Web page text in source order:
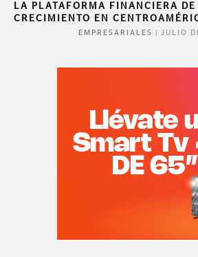
LA PLATAFORMA FINANCIERA DE
CRECIMIENTO EN
EMPRESARIALES JULIO